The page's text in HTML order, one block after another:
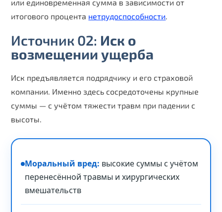
или единовременная сумма в зависимости от
итогового процента нетрудоспособности.
Источник 02: Иск о
возмещении ущерба
Иск предъявляется подрядчику и его страховой
компании. Именно здесь сосредоточены крупные
суммы — с учётом тяжести травм при падении с
высоты.
Моральный вред: высокие суммы с учётом
перенесённой травмы и хирургических
вмешательств